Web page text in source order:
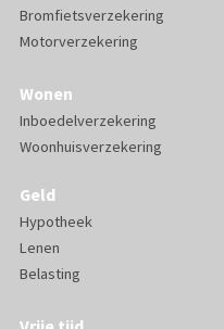
Bromfietsverzekering
Motorverzekering
Wonen
Inboedelverzekering
Woonhuisverzekering
Geld
Hypotheek
Lenen
Belasting